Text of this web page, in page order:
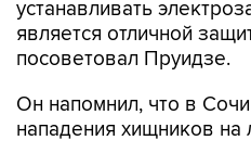
посоветовал Пруидзе.
Он напомнил, что в Сочи
"В 2016 году в селе